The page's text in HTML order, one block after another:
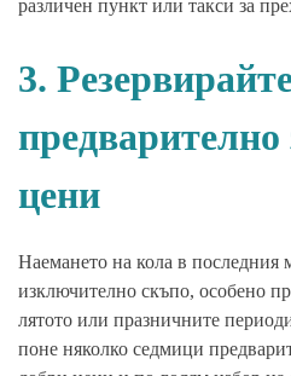
различен пункт или такси за
3.
предварително
цени
Наемането на кола в последния
изключително скъпо, особено
лятото или празничните
поне няколко седмици